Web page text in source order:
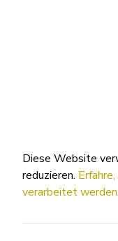
Diese Website
reduzieren.
verarbeitet werden.